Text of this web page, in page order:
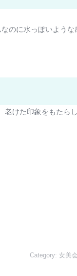
のに水っぽいよう
けた印象をもた
Category: 女美会